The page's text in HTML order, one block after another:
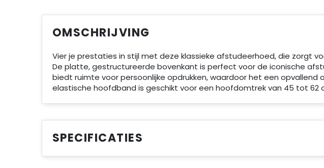
OMSCHRIJVING
Vier je prestaties in stijl met deze klassieke afstudeerhoed, die zorgt
De platte, gestructureerde bovenkant is perfect voor de iconische
biedt ruimte voor persoonlijke opdrukken, waardoor het een opvallend
elastische hoofdband is geschikt voor een hoofdomtrek van 45 tot 62
SPECIFICATIES